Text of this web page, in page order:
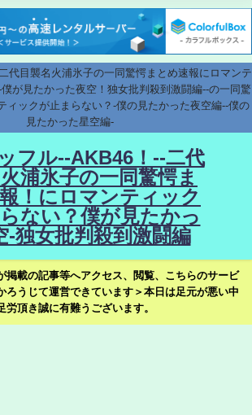
代目襲名火浦氷子の一同驚愕まとめ速報にロマンテ
が見たかった夜空！独女批判殺到激闘編--の一同驚
ィックが止まらない？-僕の見たかった夜空編--僕の
見たかった星空編-
フル--AKB46！--二代
浦氷子の一同驚愕ま
！にロマンティック
ない？僕が見たかっ
-独女批判殺到激闘編
掲載の記事等へアクセス、閲覧、こちらのサービ
ろうじて運営できています＞本日は足元が悪い中
労頂き誠に有難うございます。